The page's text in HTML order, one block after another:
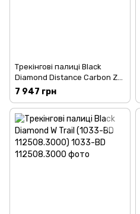
Трекінгові палиці Black
Diamond Distance Carbon Z
100 см (1033-BD 112205-100)
7 947 грн